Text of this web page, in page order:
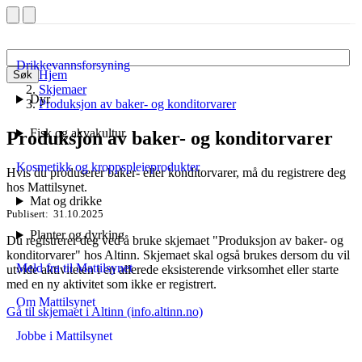
Søk
Drikkevannsforsyning
Dyr
Fisk og akvakultur
Kosmetikk og kroppspleieprodukter
Mat og drikke
Planter og dyrking
Meld fra til Mattilsynet
Om Mattilsynet
Jobbe i Mattilsynet
Hjem
Skjemaer
Produksjon av baker- og konditorvarer
Produksjon av baker- og konditorvarer
Hvis du produserer baker- eller konditorvarer, må du registrere deg
hos Mattilsynet.
Publisert 31.10.2025
Du registrerer deg ved å bruke skjemaet "Produksjon av baker- og
konditorvarer" hos Altinn. Skjemaet skal også brukes dersom du vil
utvide aktiviteten i en allerede eksisterende virksomhet eller starte
med en ny aktivitet som ikke er registrert.
Gå til skjemaet i Altinn (info.altinn.no)